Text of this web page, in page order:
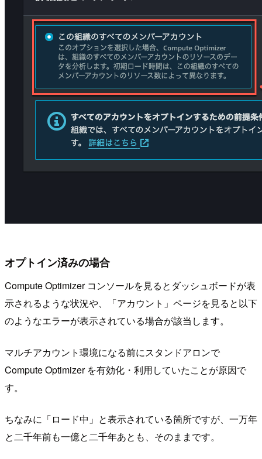
オプトイン済みの場合
Compute Optimizer コンソールを見るとダッシュボードが表
示されるような状況や、「アカウント」ページを見ると以下
のようなエラーが表示されている場合が該当します。
マルチアカウント環境になる前にスタンドアロンで
Compute Optimizer を有効化・利用していたことが原因で
す。
ちなみに「ロード中」と表示されている箇所ですが、一万年
と二千年前も一億と二千年あとも、そのままです。